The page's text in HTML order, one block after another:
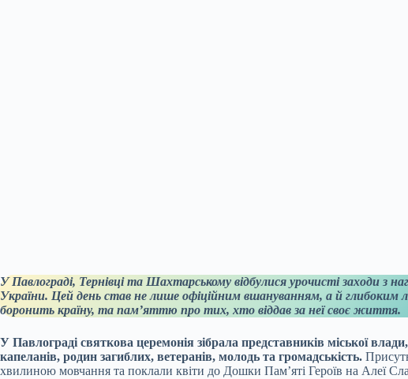
У Павлограді, Тернівці та Шахтарському відбулися урочисті заходи з
України. Цей день став не лише офіційним вшануванням, а й
боронить країну, та пам’яттю про тих, хто віддав за неї своє життя.
У Павлограді святкова церемонія зібрала представників міської
капеланів, родин загиблих, ветеранів, молодь та громадськість.
хвилиною мовчання та поклали квіти до Дошки Пам’яті Героїв на Алеї